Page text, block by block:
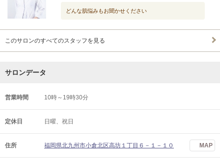
どんな肌悩みもお聞かせください
このサロンのすべてのスタッフを見る
サロンデータ
営業時間 10時～19時30分
定休日 日曜、祝日
住所 福岡県北九州市小倉北区高坊１丁目６－１－１０ MAP